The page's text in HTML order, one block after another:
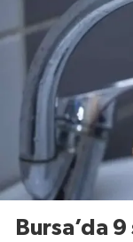
Bursa’da